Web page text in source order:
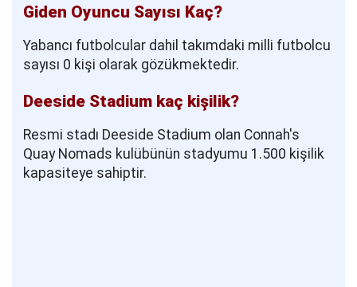
Giden Oyuncu Sayısı Kaç?
Yabancı futbolcular dahil takımdaki milli futbolcu
sayısı 0 kişi olarak gözükmektedir.
Deeside Stadium kaç kişilik?
Resmi stadı Deeside Stadium olan Connah's
Quay Nomads kulübünün stadyumu 1.500 kişilik
kapasiteye sahiptir.